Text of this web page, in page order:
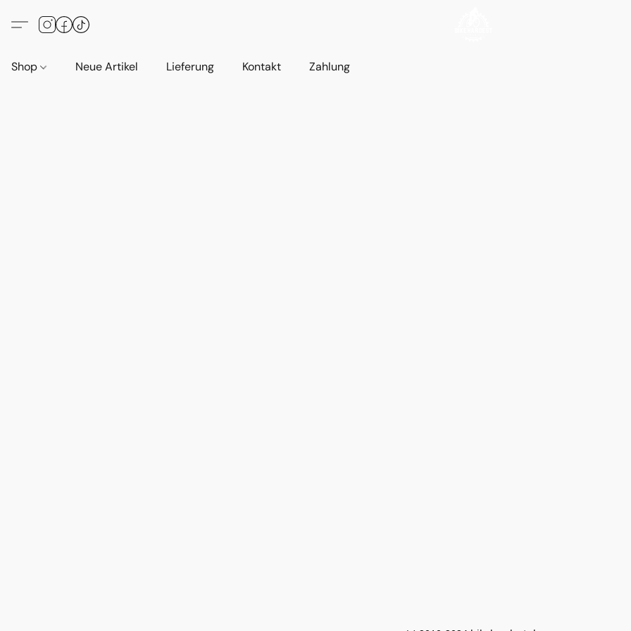
Shop Neue Artikel Lieferung Kontakt Zahlung